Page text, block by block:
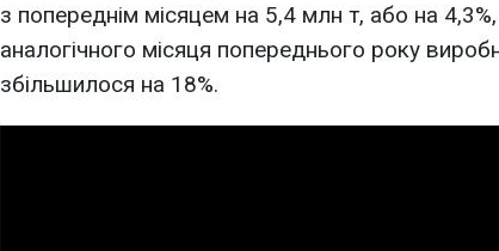
з попереднім місяцем на 5,4 млн т, або на
аналогічного місяця попереднього року
збільшилося на 18%.